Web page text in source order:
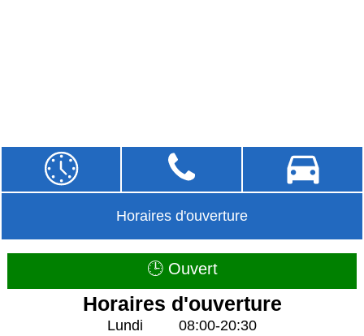
Horaires d'ouverture
🕒 Ouvert
Horaires d'ouverture
Lundi
08:00-20:30